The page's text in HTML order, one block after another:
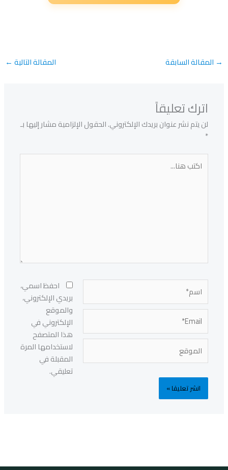
→ المقالة السابقة المقالة التالية ←
اترك تعليقاً
لن يتم نشر عنوان بريدك الإلكتروني.الحقول الإلزامية مشار إليها بـ
*
اكتب
هنا...
احفظ اسمي،
بريدي الإلكتروني،
والموقع
الإلكتروني في
هذا المتصفح
لاستخدامها المرة
المقبلة في
تعليقي.